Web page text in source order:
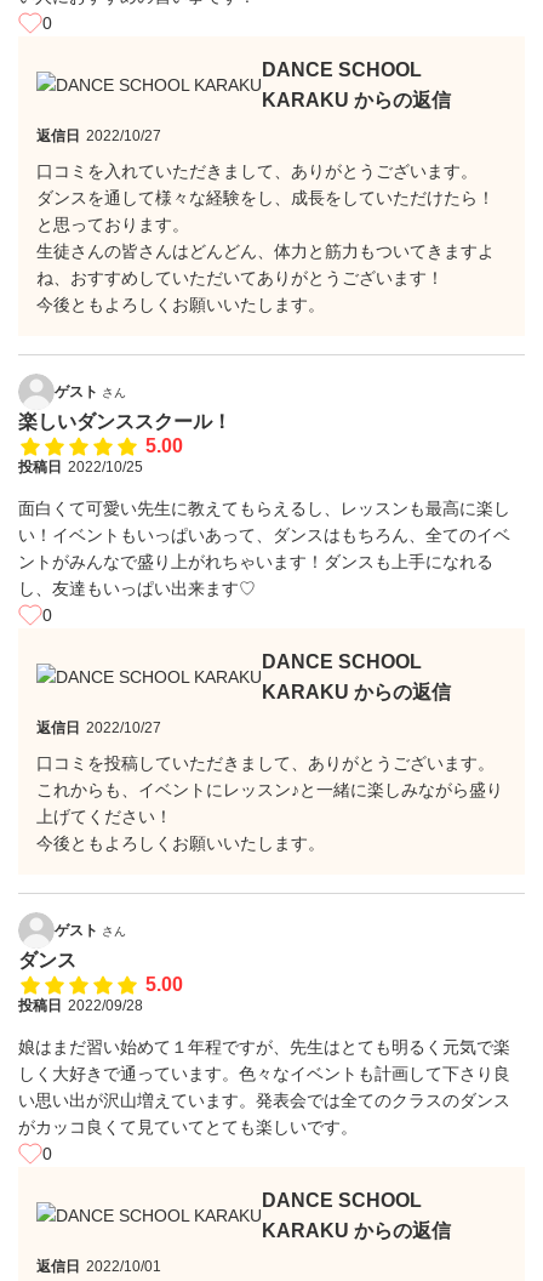
0
DANCE SCHOOL
KARAKU からの返信
返信日 2022/10/27
口コミを入れていただきまして、ありがとうございます。
ダンスを通して様々な経験をし、成長をしていただけたら！
と思っております。
生徒さんの皆さんはどんどん、体力と筋力もついてきますよ
ね、おすすめしていただいてありがとうございます！
今後ともよろしくお願いいたします。
ゲスト さん
楽しいダンススクール！
5.00
投稿日 2022/10/25
面白くて可愛い先生に教えてもらえるし、レッスンも最高に楽し
い！イベントもいっぱいあって、ダンスはもちろん、全てのイベ
ントがみんなで盛り上がれちゃいます！ダンスも上手になれる
し、友達もいっぱい出来ます♡
0
DANCE SCHOOL
KARAKU からの返信
返信日 2022/10/27
口コミを投稿していただきまして、ありがとうございます。
これからも、イベントにレッスン♪と一緒に楽しみながら盛り
上げてください！
今後ともよろしくお願いいたします。
ゲスト さん
ダンス
5.00
投稿日 2022/09/28
娘はまだ習い始めて１年程ですが、先生はとても明るく元気で楽
しく大好きで通っています。色々なイベントも計画して下さり良
い思い出が沢山増えています。発表会では全てのクラスのダンス
がカッコ良くて見ていてとても楽しいです。
0
DANCE SCHOOL
KARAKU からの返信
返信日 2022/10/01